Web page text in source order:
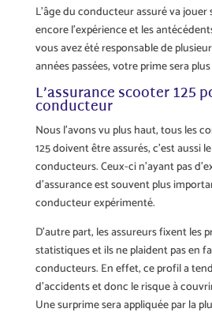
L’âge du conducteur assuré va jouer
encore l’expérience et les
vous avez été responsable de
années passées, votre prime sera
L’assurance scooter 125
conducteur
Nous l’avons vu plus haut, tous les
125 doivent être assurés, c’est aussi
conducteurs. Ceux-ci n’ayant pas
d’assurance est souvent plus
conducteur expérimenté.
D’autre part, les assureurs fixent les
statistiques et ils ne plaident pas en
conducteurs. En effet, ce profil a
d’accidents et donc le risque à
Une surprime sera appliquée par la